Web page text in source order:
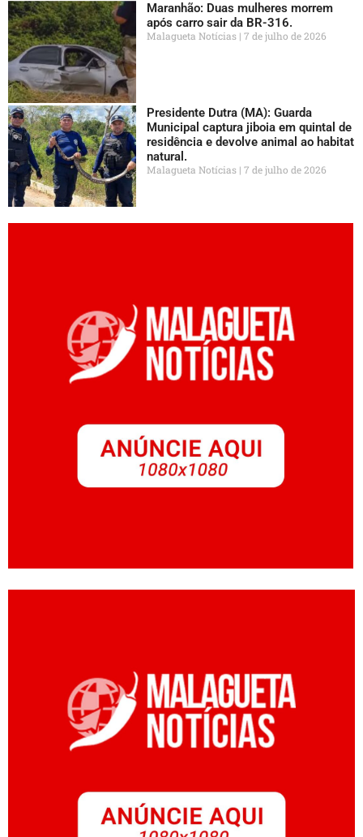
Maranhão: Duas mulheres morrem
após carro sair da BR-316.
Malagueta Notícias 7 de julho de 2026
Presidente Dutra (MA): Guarda
Municipal captura jiboia em quintal de
residência e devolve animal ao habitat
natural.
Malagueta Notícias 7 de julho de 2026